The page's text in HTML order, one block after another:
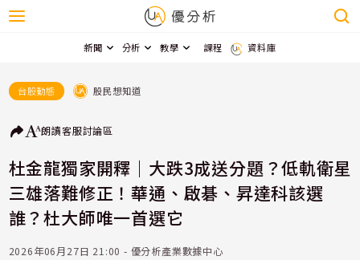
新聞 分析 教學 課程 資料庫
台股動態 股民想知道
朗讀客服討論區
杜金龍獨家開釋｜大跌3成送分題？低軌衛星
三雄落難修正！華通、啟碁、昇達科該選
誰？杜大師唯一首選它
2026年06月27日 21:00 - 優分析產業數據中心